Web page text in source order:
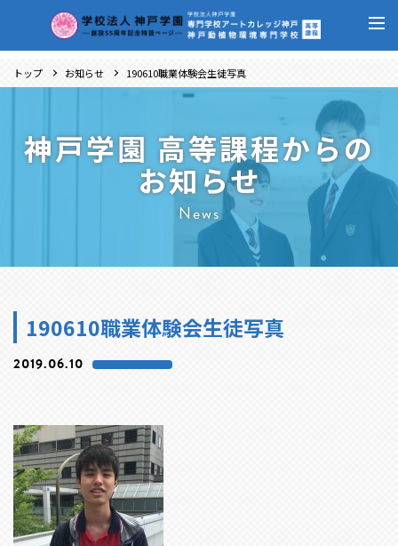
トップ お知らせ 190610職業体験会生徒写真
神戸学園 高等課程からの
お知らせ
News
190610職業体験会生徒写真
2019.06.10